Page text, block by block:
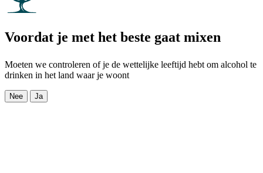
Voordat je met het beste gaat mixen
Moeten we controleren of je de wettelijke leeftijd hebt om alcohol te
drinken in het land waar je woont
Nee Ja